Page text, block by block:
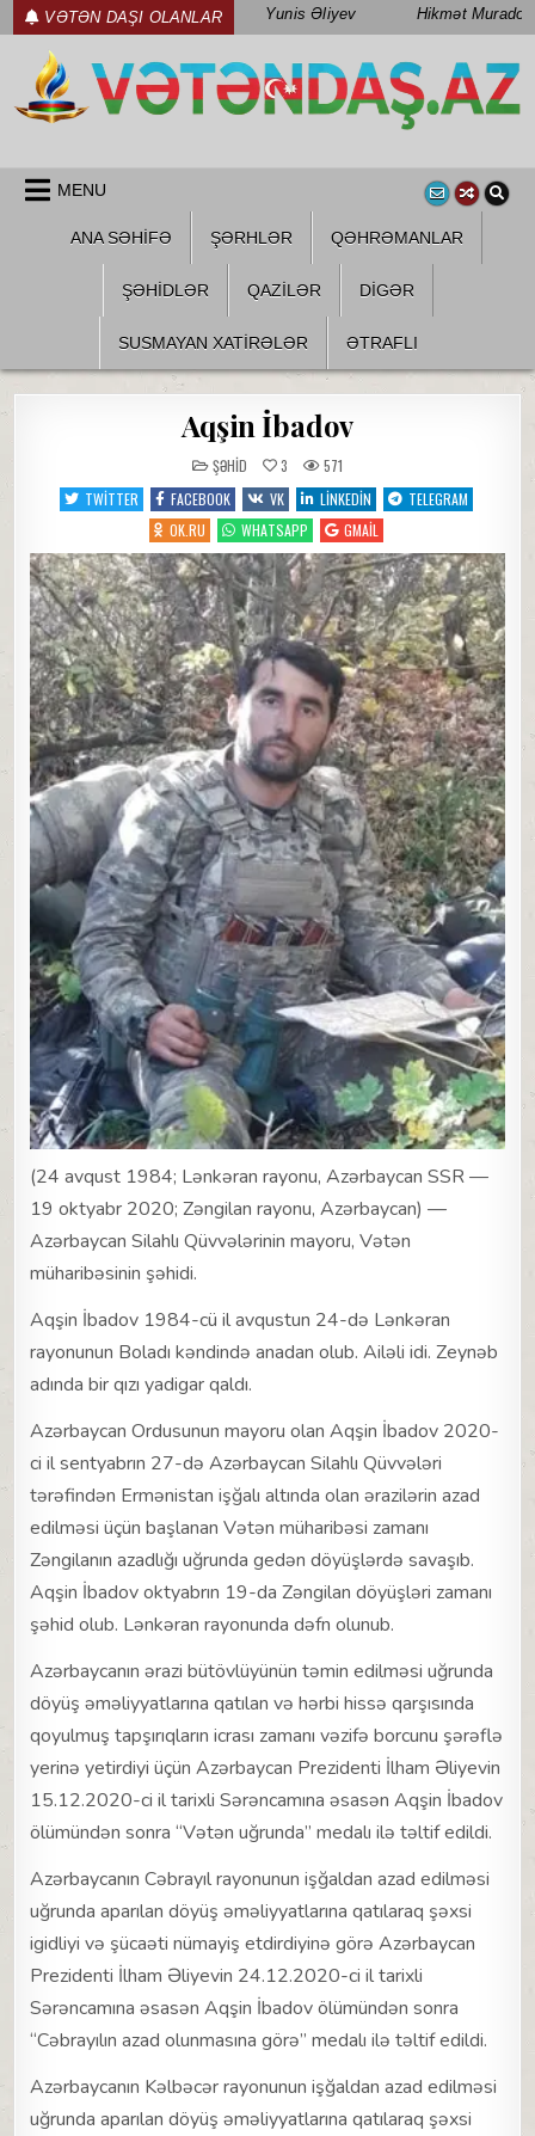
Skip
to
content
VƏTƏN DAŞI OLANLAR Yunis Əliyev Hikmət Muradov
MENU
ANA SƏHİFƏ ŞƏRHLƏR QƏHRƏMANLAR
ŞƏHIDLƏR QAZILƏR DIGƏR
SUSMAYAN XATİRƏLƏR ƏTRAFLI
Aqşin İbadov
POSTED
IN
ŞƏHID 3
571
TWITTER
FACEBOOK VK LINKEDIN
TELEGRAM
OK.RU
WHATSAPP GMAIL
(24 avqust 1984; Lənkəran rayonu, Azərbaycan SSR —
19 oktyabr 2020; Zəngilan rayonu, Azərbaycan) —
Azərbaycan Silahlı Qüvvələrinin mayoru, Vətən
müharibəsinin şəhidi.
Aqşin İbadov 1984-cü il avqustun 24-də Lənkəran
rayonunun Boladı kəndində anadan olub. Ailəli idi. Zeynəb
adında bir qızı yadigar qaldı.
Azərbaycan Ordusunun mayoru olan Aqşin İbadov 2020-
ci il sentyabrın 27-də Azərbaycan Silahlı Qüvvələri
tərəfindən Ermənistan işğalı altında olan ərazilərin azad
edilməsi üçün başlanan Vətən müharibəsi zamanı
Zəngilanın azadlığı uğrunda gedən döyüşlərdə savaşıb.
Aqşin İbadov oktyabrın 19-da Zəngilan döyüşləri zamanı
şəhid olub. Lənkəran rayonunda dəfn olunub.
Azərbaycanın ərazi bütövlüyünün təmin edilməsi uğrunda
döyüş əməliyyatlarına qatılan və hərbi hissə qarşısında
qoyulmuş tapşırıqların icrası zamanı vəzifə borcunu şərəflə
yerinə yetirdiyi üçün Azərbaycan Prezidenti İlham Əliyevin
15.12.2020-ci il tarixli Sərəncamına əsasən Aqşin İbadov
ölümündən sonra “Vətən uğrunda” medalı ilə təltif edildi.
Azərbaycanın Cəbrayıl rayonunun işğaldan azad edilməsi
uğrunda aparılan döyüş əməliyyatlarına qatılaraq şəxsi
igidliyi və şücaəti nümayiş etdirdiyinə görə Azərbaycan
Prezidenti İlham Əliyevin 24.12.2020-ci il tarixli
Sərəncamına əsasən Aqşin İbadov ölümündən sonra
“Cəbrayılın azad olunmasına görə” medalı ilə təltif edildi.
Azərbaycanın Kəlbəcər rayonunun işğaldan azad edilməsi
uğrunda aparılan döyüş əməliyyatlarına qatılaraq şəxsi